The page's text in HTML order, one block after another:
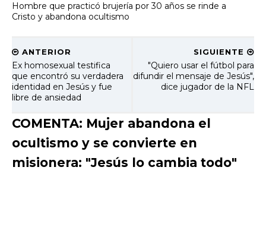
Hombre que practicó brujería por 30 años se rinde a
Cristo y abandona ocultismo
SIGUIENTE
"Quiero usar el fútbol para
difundir el mensaje de Jesús",
dice jugador de la NFL
ANTERIOR
Ex homosexual testifica
que encontró su verdadera
identidad en Jesús y fue
libre de ansiedad
COMENTA: Mujer abandona el
ocultismo y se convierte en
misionera: "Jesús lo cambia todo"